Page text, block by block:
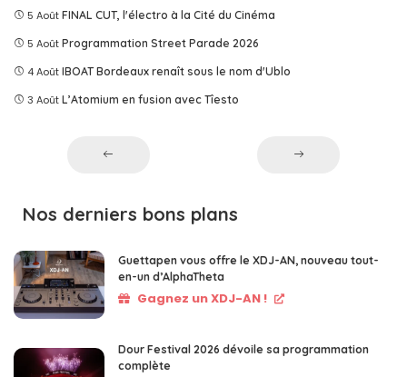
5 Août FINAL CUT, l'électro à la Cité du Cinéma
5 Août Programmation Street Parade 2026
4 Août IBOAT Bordeaux renaît sous le nom d'Ublo
3 Août L’Atomium en fusion avec Tîesto
Nos derniers bons plans
Guettapen vous offre le XDJ-AN, nouveau tout-
en-un d’AlphaTheta
Gagnez un XDJ-AN !
Dour Festival 2026 dévoile sa programmation
complète